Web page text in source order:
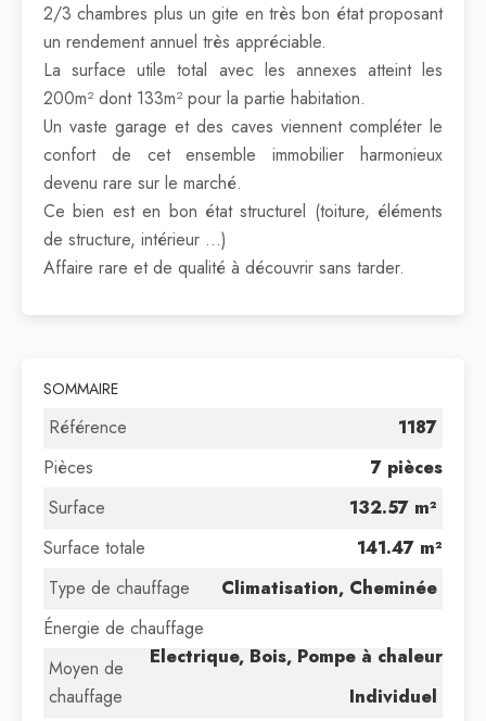
2/3 chambres plus un gite en très bon état proposant
un rendement annuel très appréciable.
La surface utile total avec les annexes atteint les
200m² dont 133m² pour la partie habitation.
Un vaste garage et des caves viennent compléter le
confort de cet ensemble immobilier harmonieux
devenu rare sur le marché.
Ce bien est en bon état structurel (toiture, éléments
de structure, intérieur ...)
Affaire rare et de qualité à découvrir sans tarder.
SOMMAIRE
Référence
1187
Pièces
7 pièces
Surface
132.57 m²
Surface totale
141.47 m²
Type de chauffage
Climatisation, Cheminée
Énergie de chauffage
Electrique, Bois, Pompe à chaleur
Moyen de
chauffage
Individuel